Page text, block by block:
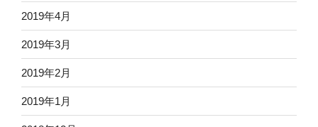
2019年4月
2019年3月
2019年2月
2019年1月